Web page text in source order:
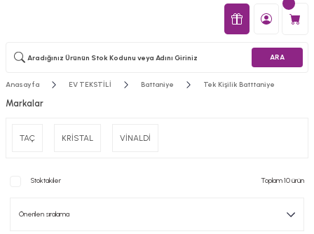
ARA
Anasayfa EV TEKSTİLİ Battaniye Tek Kişilik Batttaniye
Markalar
TAÇ KRİSTAL VİNALDİ
Stoktakiler Toplam 10 ürün